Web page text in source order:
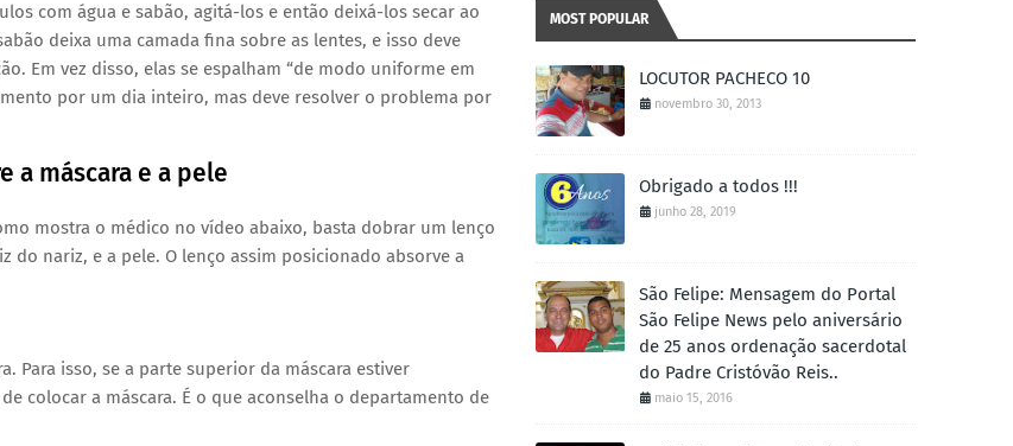
com água e sabão, agitá-los e então deixá-los secar ao
deixa uma camada fina sobre as lentes, e isso deve
Em vez disso, elas se espalham “de modo uniforme em
por um dia inteiro, mas deve resolver o problema por
a máscara e a pele
mostra o médico no vídeo abaixo, basta dobrar um lenço
do nariz, e a pele. O lenço assim posicionado absorve a
Para isso, se a parte superior da máscara estiver
colocar a máscara. É o que aconselha o departamento de
MOST POPULAR
LOCUTOR PACHECO 10
novembro 30, 2013
Obrigado a todos !!!
junho 28, 2019
São Felipe: Mensagem do Portal
São Felipe News pelo aniversário
de 25 anos ordenação sacerdotal
do Padre Cristóvão Reis..
maio 15, 2016